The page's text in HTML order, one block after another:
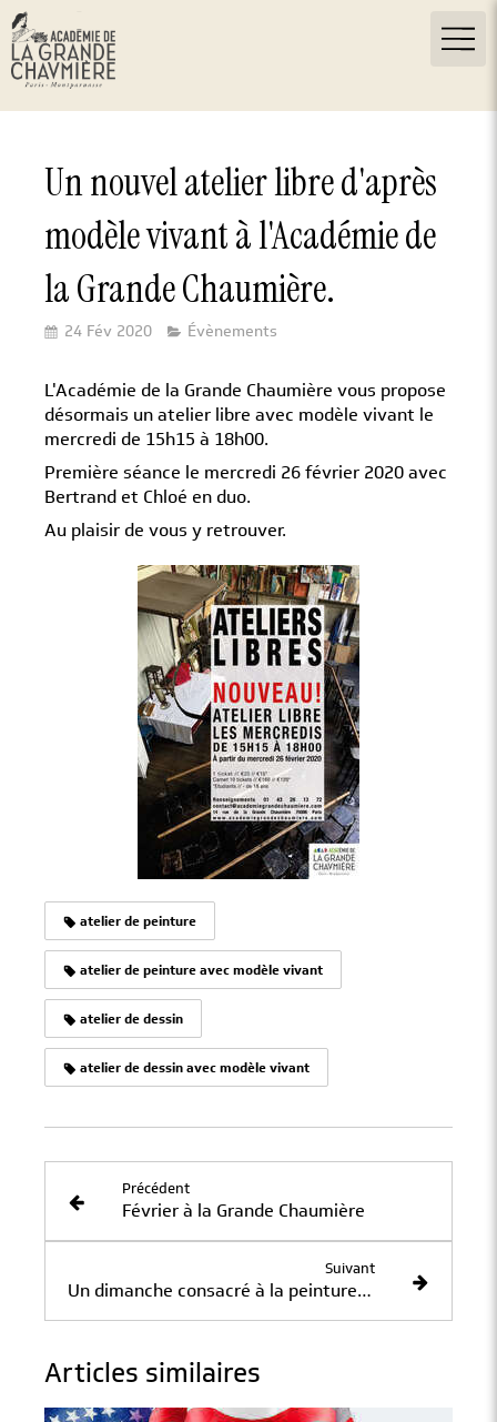
Un nouvel atelier libre d'après
modèle vivant à l'Académie de
la Grande Chaumière.
24 Fév 2020 Évènements
L'Académie de la Grande Chaumière vous propose
désormais un atelier libre avec modèle vivant le
mercredi de 15h15 à 18h00.
Première séance le mercredi 26 février 2020 avec
Bertrand et Chloé en duo.
Au plaisir de vous y retrouver.
atelier de peinture
atelier de peinture avec modèle vivant
atelier de dessin
atelier de dessin avec modèle vivant
Précédent
Février à la Grande Chaumière
Suivant
Un dimanche consacré à la peinture à l'huile
Articles similaires